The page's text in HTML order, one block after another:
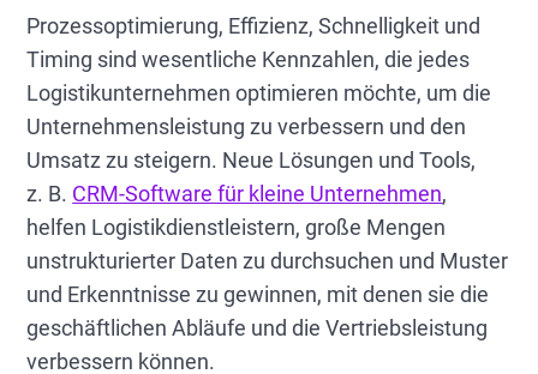
Prozessoptimierung, Effizienz, Schnelligkeit und
Timing sind wesentliche Kennzahlen, die jedes
Logistikunternehmen optimieren möchte, um die
Unternehmensleistung zu verbessern und den
Umsatz zu steigern. Neue Lösungen und Tools,
z. B. CRM-Software für kleine Unternehmen,
helfen Logistikdienstleistern, große Mengen
unstrukturierter Daten zu durchsuchen und Muster
und Erkenntnisse zu gewinnen, mit denen sie die
geschäftlichen Abläufe und die Vertriebsleistung
verbessern können.